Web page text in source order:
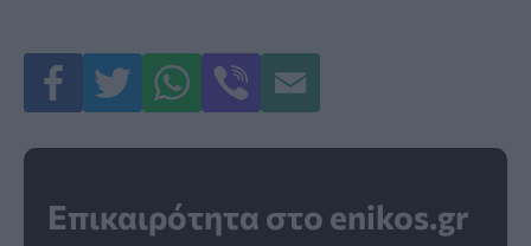
Επικαιρότητα στο enikos.gr